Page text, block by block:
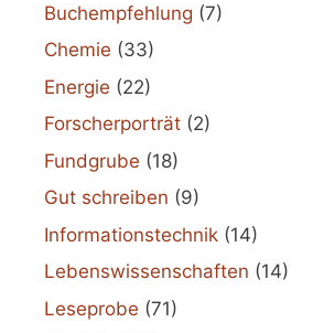
Buchempfehlung (7)
Chemie (33)
Energie (22)
Forscherporträt (2)
Fundgrube (18)
Gut schreiben (9)
Informationstechnik (14)
Lebenswissenschaften (14)
Leseprobe (71)